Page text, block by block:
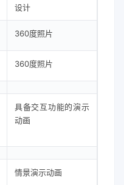
设计
360度照片
360度照片
具备交互功能的演示
动画
情景演示动画